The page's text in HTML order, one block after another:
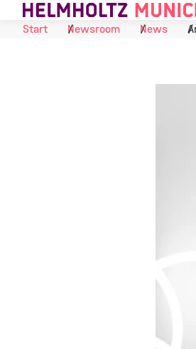
Skip to Content
Start
Newsroom News